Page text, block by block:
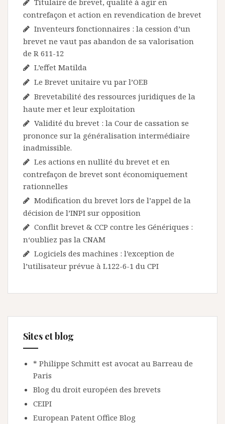
Titulaire de brevet, qualité à agir en
contrefaçon et action en revendication de brevet
Inventeurs fonctionnaires : la cession d’un
brevet ne vaut pas abandon de sa valorisation
de R 611-12
L’effet Matilda
Le Brevet unitaire vu par l’OEB
Brevetabilité des ressources juridiques de la
haute mer et leur exploitation
Validité du brevet : la Cour de cassation se
prononce sur la généralisation intermédiaire
inadmissible.
Les actions en nullité du brevet et en
contrefaçon de brevet sont économiquement
rationnelles
Modification du brevet lors de l’appel de la
décision de l’INPI sur opposition
Conflit brevet & CCP contre les Génériques :
n‘oubliez pas la CNAM
Logiciels des machines : l’exception de
l’utilisateur prévue à L122-6-1 du CPI
Sites et blog
* Philippe Schmitt est avocat au Barreau de
Paris
Blog du droit européen des brevets
CEIPI
European Patent Office Blog